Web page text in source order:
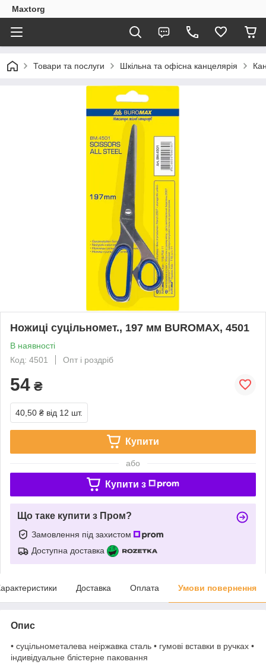
Maxtorg
Товари та послуги Шкільна та офісна канцелярія
Ножиці суцільномет., 197 мм BUROMAX, 4501
В наявності
Код: 4501
Опт і роздріб
54 ₴
40,50 ₴ від 12 шт.
Купити
або
Купити з
Що таке купити з Пром?
Замовлення під захистом
Доступна доставка
Доставка Оплата Умови повернення
Опис
• суцільнометалева неіржавка сталь • гумові вставки в ручках •
індивідуальне блістерне паковання